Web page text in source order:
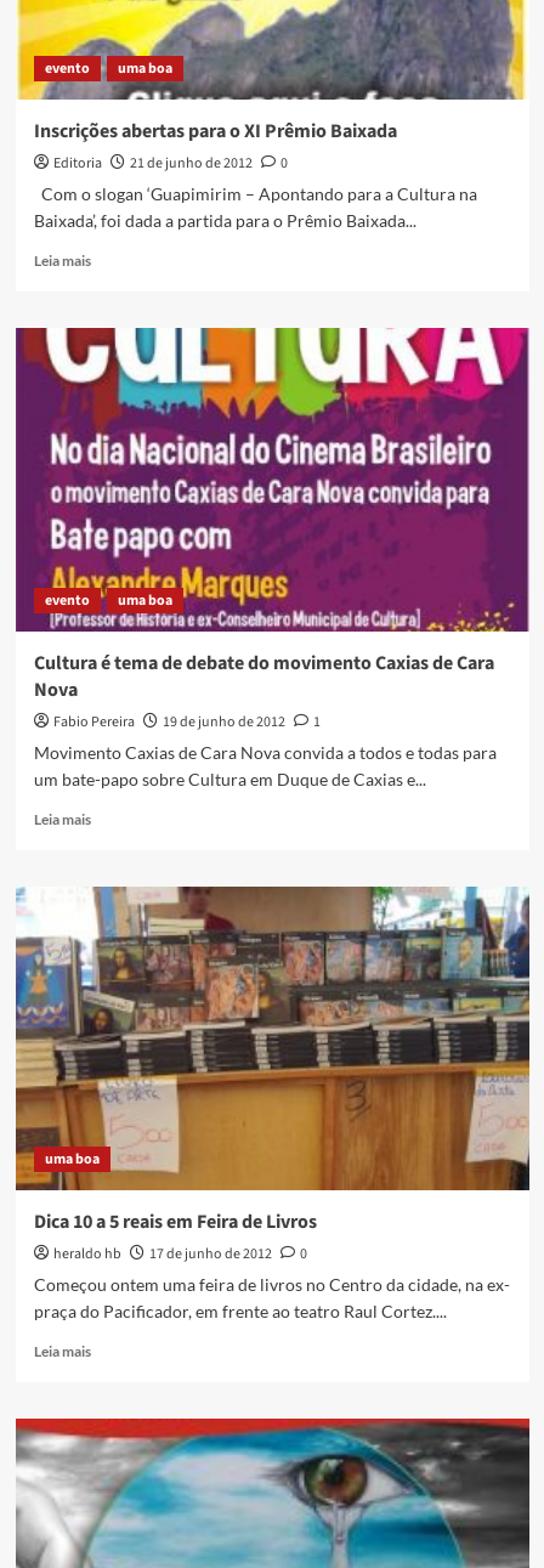
evento uma boa
Inscrições abertas para o XI Prêmio Baixada
Editoria 21 de junho de 2012
0
Com o slogan ‘Guapimirim – Apontando para a Cultura na
Baixada’, foi dada a partida para o Prêmio Baixada...
Leia maisRead
Inscrições
abertas
para
Prêmio
Baixada
evento uma boa
Cultura é tema de debate do movimento Caxias de Cara
Nova
Fabio Pereira 19 de junho de 2012
1
Movimento Caxias de Cara Nova convida a todos e todas para
um bate-papo sobre Cultura em Duque de Caxias e...
Leia maisRead
Cultura
é
tema
de
debate
do
movimento
Caxias
Cara
Nova
uma boa
Dica 10 a 5 reais em Feira de Livros
heraldo hb 17 de junho de 2012
0
Começou ontem uma feira de livros no Centro da cidade, na ex-
praça do Pacificador, em frente ao teatro Raul Cortez....
Leia maisRead
Dica
10
a
5
reais
em
Feira